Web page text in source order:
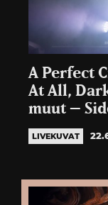
A Perfect
At All,
muut –
LIVEKUVAT